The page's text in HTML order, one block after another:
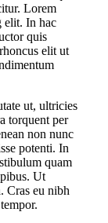
Lorem
elit. In hac
quis
elit ut
ut, ultricies
torquent per
non nunc
potenti. In
quam
Ut
Cras eu nibh